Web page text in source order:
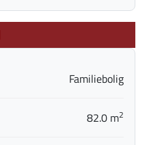
Familiebolig
82.0 m2